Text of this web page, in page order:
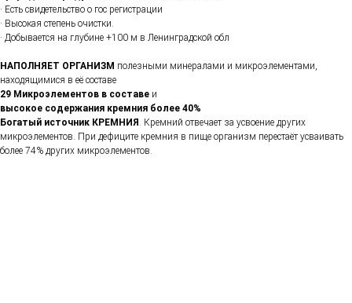
· Есть свидетельство о гос регистрации
· Высокая степень очистки.
· Добывается на глубине +100 м в Ленинградской обл
НАПОЛНЯЕТ ОРГАНИЗМ полезными минералами и микроэлементами,
находящимися в её составе
29 Микроэлементов в составе и
высокое содержания кремния более 40%
Богатый источник КРЕМНИЯ . Кремний отвечает за усвоение других
микроэлементов. При дефиците кремния в пище организм перестаёт усваивать
более 74% других микроэлементов.